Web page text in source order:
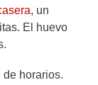
, un
El huevo
de horarios.